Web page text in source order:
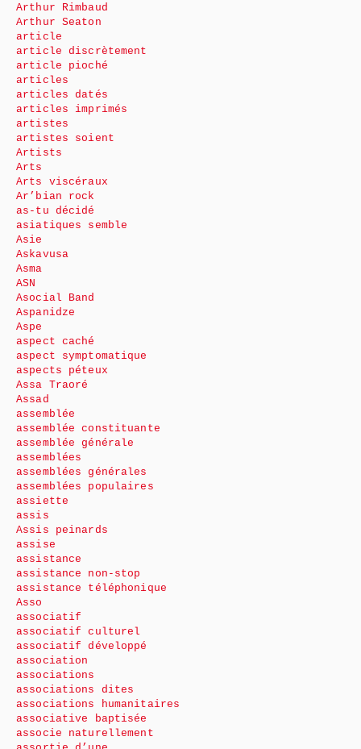
Arthur Rimbaud
Arthur Seaton
article
article discrètement
article pioché
articles
articles datés
articles imprimés
artistes
artistes soient
Artists
Arts
Arts viscéraux
Ar’bian rock
as-tu décidé
asiatiques semble
Asie
Askavusa
Asma
ASN
Asocial Band
Aspanidze
Aspe
aspect caché
aspect symptomatique
aspects péteux
Assa Traoré
Assad
assemblée
assemblée constituante
assemblée générale
assemblées
assemblées générales
assemblées populaires
assiette
assis
Assis peinards
assise
assistance
assistance non-stop
assistance téléphonique
Asso
associatif
associatif culturel
associatif développé
association
associations
associations dites
associations humanitaires
associative baptisée
associe naturellement